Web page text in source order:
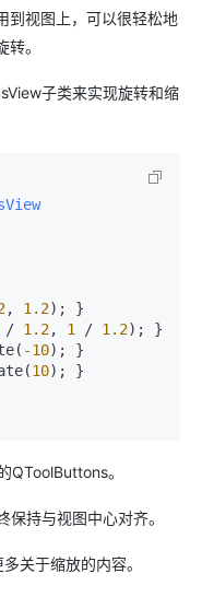
到视图上，可以很轻松地
。
子类来实现旋转和缩
, 1.2); }
/ 1.2, 1 / 1.2); }
-10); }
10); }
QToolButtons。
持与视图中心对齐。
关于缩放的内容。